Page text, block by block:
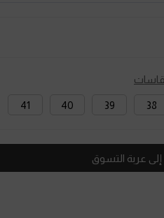
38
39
40
41
عربة التسوق